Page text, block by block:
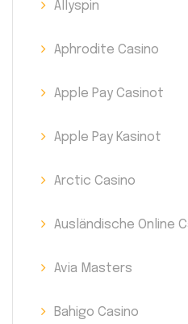
Allyspin
Aphrodite Casino
Apple Pay Casinot
Apple Pay Kasinot
Arctic Casino
Ausländische Online
Avia Masters
Bahigo Casino